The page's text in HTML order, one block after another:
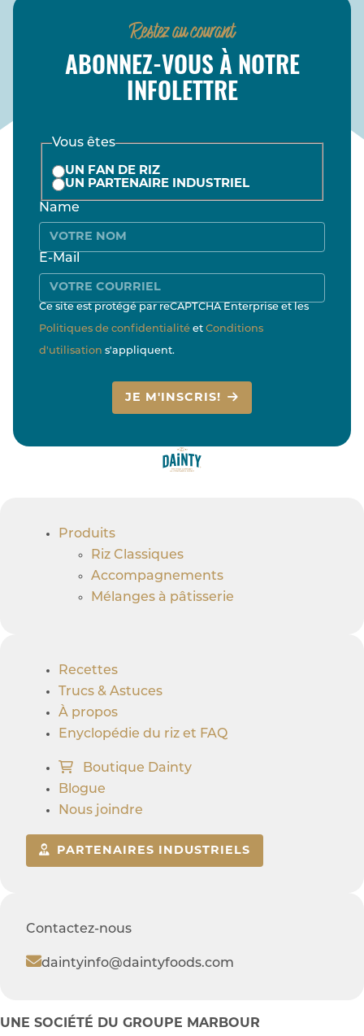
Restez au courant
ABONNEZ-VOUS À NOTRE
INFOLETTRE
Vous êtes
UN FAN DE RIZ
UN PARTENAIRE INDUSTRIEL
Name
E-Mail
Ce site est protégé par reCAPTCHA Enterprise et les
Politiques de confidentialité et Conditions
d'utilisation s'appliquent.
JE M'INSCRIS!
Produits
Riz Classiques
Accompagnements
Mélanges à pâtisserie
Recettes
Trucs & Astuces
À propos
Enyclopédie du riz et FAQ
Boutique Dainty
Blogue
Nous joindre
PARTENAIRES INDUSTRIELS
Contactez-nous
daintyinfo@daintyfoods.com
UNE SOCIÉTÉ DU GROUPE MARBOUR